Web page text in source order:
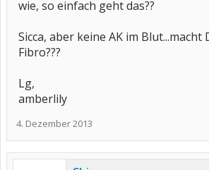
wie, so einfach geht das??
Sicca, aber keine AK im Blut...macht
Fibro???
Lg,
amberlily
4. Dezember 2013